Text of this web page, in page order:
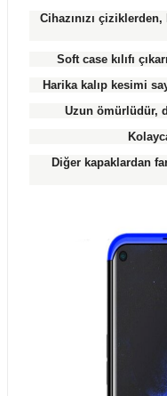
Cihazınızı
Soft case kılıfı
Harika kalıp kesimi
Uzun ömürlüdür,
Diğer kapaklardan